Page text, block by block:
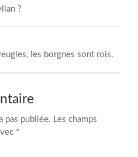
?
les borgnes sont rois.
pas publiée. Les champs
*